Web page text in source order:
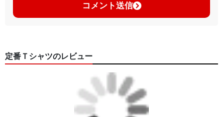
コメント送信
定番Ｔシャツのレビュー